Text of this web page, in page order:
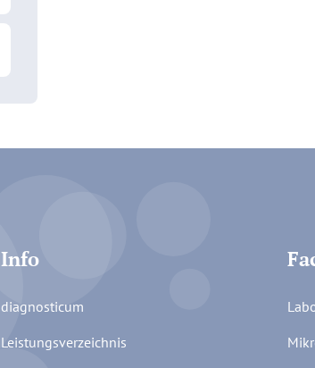
Info
diagnosticum
Leistungsverzeichnis